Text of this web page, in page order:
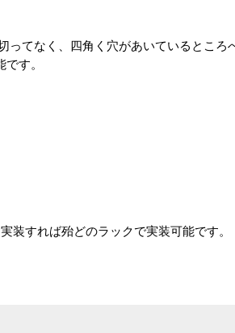
てなく、四角く穴があいているところ
す。
装すれば殆どのラックで実装可能です。